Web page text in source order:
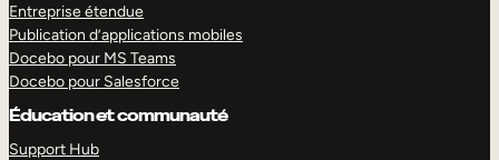
Entreprise étendue
Publication d’applications mobiles
Docebo pour MS Teams
Docebo pour Salesforce
Éducation et communauté
Support Hub